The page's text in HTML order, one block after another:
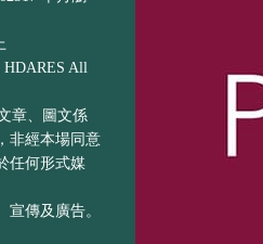
All
章、圖文係
非經本場同意
任何形式媒
傳及廣告。